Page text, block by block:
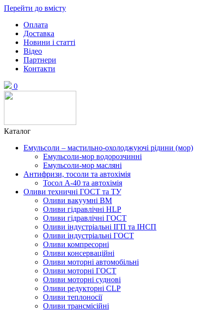
Перейти до вмісту
Оплата
Доставка
Новини і статті
Відео
Партнери
Контакти
0
Каталог
Емульсоли – мастильно-охолоджуючі рідини (мор)
Емульсоли-мор водорозчинні
Емульсоли-мор масляні
Антифризи, тосоли та автохімія
Тосол А-40 та автохімія
Оливи техничні ГОСТ та ТУ
Оливи вакуумні ВМ
Оливи гідравлічні HLP
Оливи гідравлічні ГОСТ
Оливи індустріальні ІГП та ІНСП
Оливи індустріальні ГОСТ
Оливи компресорні
Оливи консерваційні
Оливи моторні автомобільні
Оливи моторні ГОСТ
Оливи моторні суднові
Оливи редукторні CLP
Оливи теплоносії
Оливи трансмісійні